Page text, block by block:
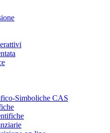
Simboliche CAS